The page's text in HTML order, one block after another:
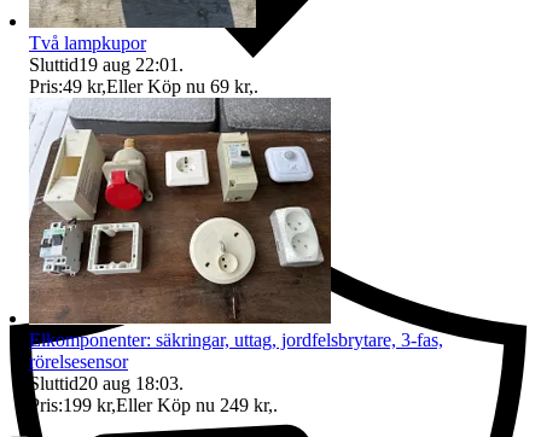
Ersättning om du inte får din vara
Två lampkupor
Sluttid19 aug 22:01 .
Pris:49 kr,Eller Köp nu 69 kr,.
Elkomponenter: säkringar, uttag, jordfelsbrytare, 3-fas,
rörelsesensor
Sluttid20 aug 18:03.
Pris:199 kr,Eller Köp nu 249 kr,.